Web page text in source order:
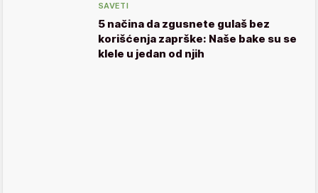
SAVETI
5 načina da zgusnete gulaš bez
korišćenja zaprške: Naše bake su se
klele u jedan od njih